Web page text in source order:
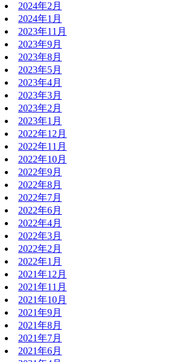
2024年2月
2024年1月
2023年11月
2023年9月
2023年8月
2023年5月
2023年4月
2023年3月
2023年2月
2023年1月
2022年12月
2022年11月
2022年10月
2022年9月
2022年8月
2022年7月
2022年6月
2022年4月
2022年3月
2022年2月
2022年1月
2021年12月
2021年11月
2021年10月
2021年9月
2021年8月
2021年7月
2021年6月